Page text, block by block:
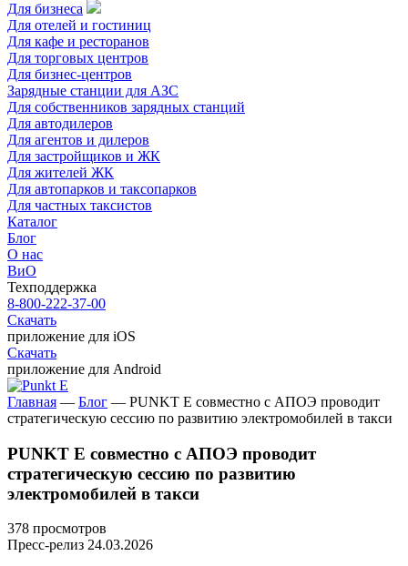
Для бизнеса
Для отелей и гостиниц
Для кафе и ресторанов
Для торговых центров
Для бизнес-центров
Зарядные станции для АЗС
Для собственников зарядных станций
Для автодилеров
Для агентов и дилеров
Для застройщиков и ЖК
Для жителей ЖК
Для автопарков и таксопарков
Для частных таксистов
Каталог
Блог
О нас
ВиО
Техподдержка
8-800-222-37-00
Скачать
приложение для iOS
Скачать
приложение для Android
Главная — Блог — PUNKT E совместно с АПОЭ проводит
стратегическую сессию по развитию электромобилей в такси
PUNKT E совместно с АПОЭ проводит
стратегическую сессию по развитию
электромобилей в такси
378 просмотров
Пресс-релиз 24.03.2026